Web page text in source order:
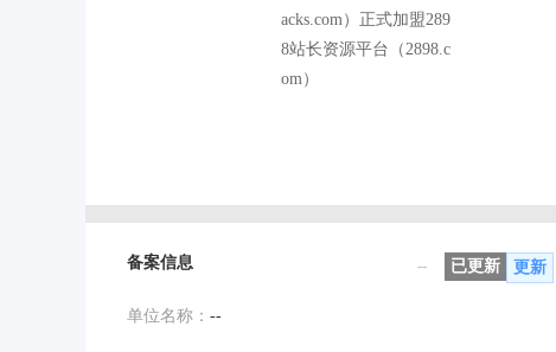
acks.com）正式加盟289
8站长资源平台（2898.c
om）
备案信息 更新
已更新
--
单位名称： --